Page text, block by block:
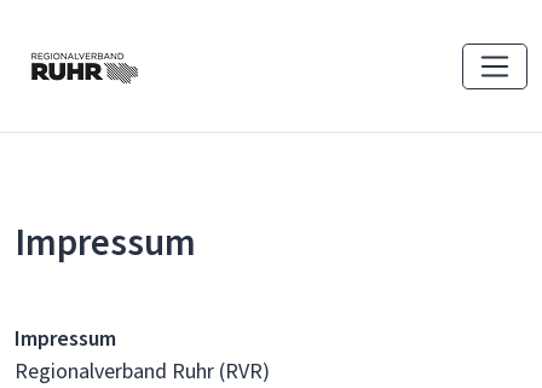
Impressum
Impressum
Regionalverband Ruhr (RVR)